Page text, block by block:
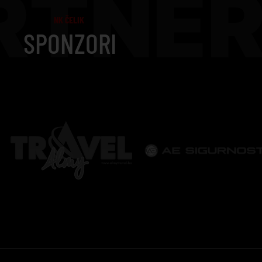
NK ČELIK
SPONZORI